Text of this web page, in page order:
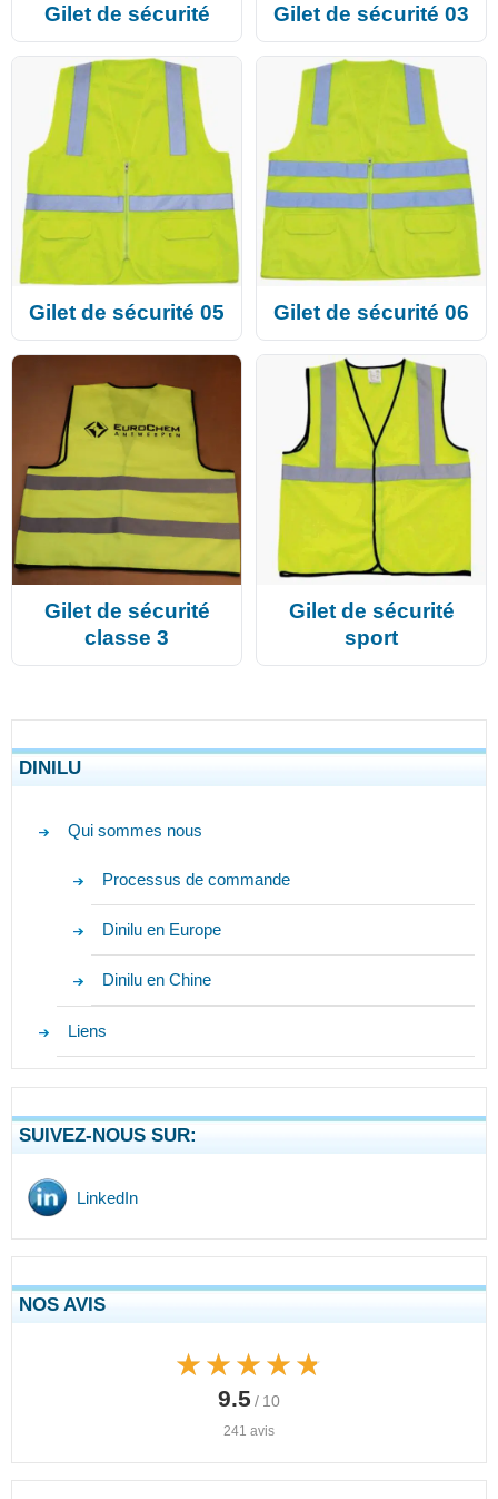
Gilet de sécurité Gilet de sécurité 03
Gilet de sécurité 05 Gilet de sécurité 06
Gilet de sécurité
classe 3
Gilet de sécurité
sport
DINILU
Qui sommes nous
Processus de commande
Dinilu en Europe
Dinilu en Chine
Liens
SUIVEZ-NOUS SUR:
LinkedIn
NOS AVIS
★★★★★
★★★★★
9.5 / 10
241 avis